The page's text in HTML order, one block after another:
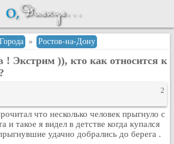
Города » Ростов-на-Дону
Экстрим )), кто как относится к
2
что несколько человек прыгнуло с
и такое я видел в детстве когда купался
удачно добрались до берега .